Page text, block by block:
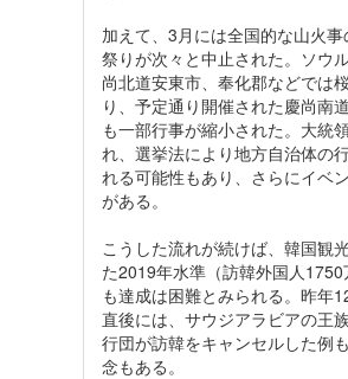
加えて、3月には全国的な山火
祭りが次々と中止された。ソウ
尚北道安東市、奉化郡などでは
り、予定通り開催された慶尚南
も一部行事が縮小された。大統
れ、選挙法により地方自治体の
れる可能性もあり、さらにイベ
がある。
こうした流れが続けば、韓国観
た2019年水準（訪韓外国人
も達成は困難とみられる。昨年
直後には、サウジアラビアの王
行団が訪韓をキャンセルした例
念もある。